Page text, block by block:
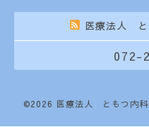
医療法人 と
072-
©2026 医療法人 ともつ内科